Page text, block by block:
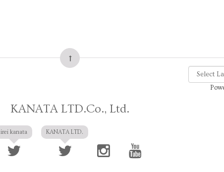
KANATA LTD.Co., Ltd.
irei kanata KANATA LTD.